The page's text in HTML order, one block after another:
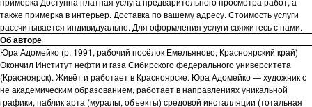
также примерка в интерьер. Доставка по вашему адресу. Стоимость услуги
рассчитывается индивидуально. Для оформления услуги свяжитесь с нами.
Об авторе
Юра Адомейко (р. 1991, рабочий посёлок Емельяново, Красноярский край)
Окончил Институт нефти и газа Сибирского федерального университета
(Красноярск). Живёт и работает в Красноярске. Юра Адомейко — художник с
не академическим образованием, работает в направлениях уникальной
графики, паблик арта (муралы, объекты) средовой инсталляции (тотальная